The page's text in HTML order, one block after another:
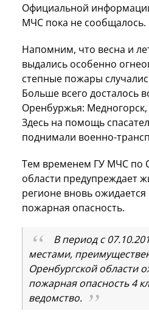
Официальной
МЧС пока не сообщалось.
Напомним, что весна и
выдались особенно
степные пожары
Больше всего досталось
Оренбуржья:
Здесь на помощь
поднимали военно-
Тем временем ГУ МЧС по
области предупреждает
регионе вновь
пожарная опасность.
В период с
местами,
Оренбургской области
пожарная опасность 4
ведомство.